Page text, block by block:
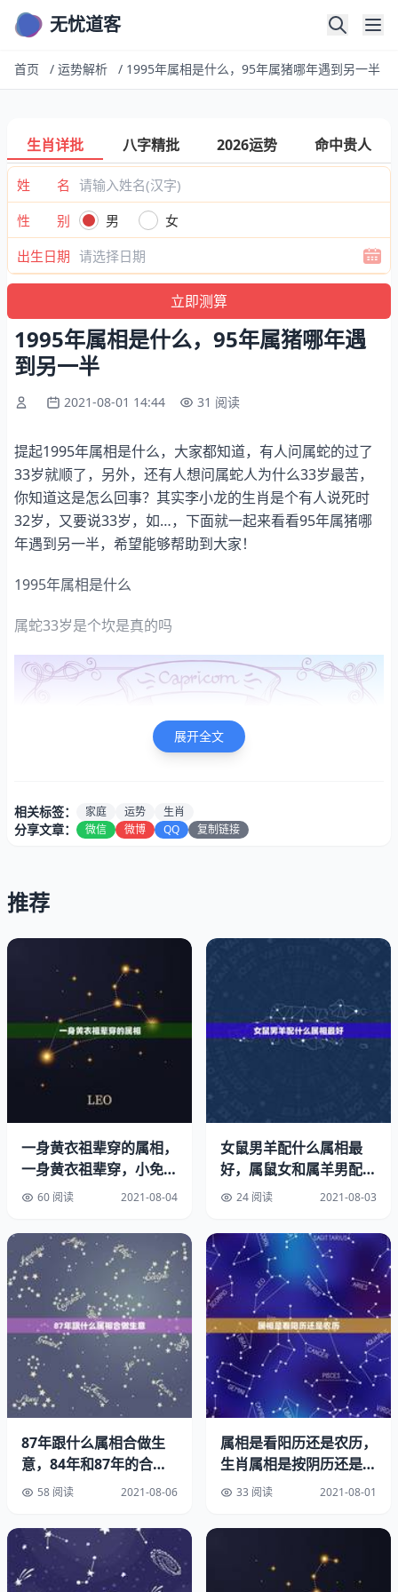
无忧道客
首页 / 运势解析 / 1995年属相是什么，95年属猪哪年遇到另一半
生肖详批 八字精批 2026运势 命中贵人
姓 名
性 别
男
女
出生日期
1995年属相是什么，95年属猪哪年遇
到另一半
2021-08-01 14:44 31 阅读
提起1995年属相是什么，大家都知道，有人问属蛇的过了
33岁就顺了，另外，还有人想问属蛇人为什么33岁最苦，
你知道这是怎么回事？其实李小龙的生肖是个有人说死时
32岁，又要说33岁，如…，下面就一起来看看95年属猪哪
年遇到另一半，希望能够帮助到大家！
1995年属相是什么
属蛇33岁是个坎是真的吗
俗话说，三十三，门关，过了而立之年后，就数这第三个年
乃是命中注定，该来的挥之不去，不来的求之不得，下面这
3个生肖，33岁这一年难免衰运连连，但只要过了这一个
坎，往后日子风生水起，钱财万贯来。33岁在虎年，属蛇
如遇刀锋错，俗话说的好，蛇虎一遇如刀错，本就和寅年不
合的属蛇人，在自己33岁的这一年，不说有劫难，也必定
容易遇见小人，破小财而失大运，很容易因小失大，失意连
连，虽然身心煎熬，但没有家庭之险，人身之害。只要过了
这一年，必然是风生水起，财来如意，34岁起走过门关，
发财有门路，身边贵人多，小人少，诸事如意，钱财万贯。
33岁在蛇年，属猴正遇刑害宫，属猴人遇到了蛇年，六刑
当头，大害在身，不但身体上容易产生各种小毛病，就连情
路之上也饱受煎熬，33岁也是属猴人最易有婚姻劫数的一
年，因为家庭琐事导致情感波折，由于家门不宁而导致事业
受挫，一切犹如“循环”般，怎么坏怎么来。然而33岁这一大
劫，是属猴人这辈子中年前的最后一个坎，过了这个坎，至
少10年安泰如意，求财得财，钱财能留住，家庭终究能，
属于自己的跑不掉，千金散尽就能还复来。33岁在羊年，
付出很多心力才能实现自己的目标，属狗人因有过人心智和
坚定性格，所以33岁当年苦到头也不足为惧，34岁起就有
好运相随，这一年里相当于洗尽铅华，失去了所有的运势，
展开全文
相关标签： 家庭 运势 生肖
分享文章： 微信 微博 QQ 复制链接
推荐
一身黄衣祖辈穿的属相，
一身黄衣祖辈穿，小免发
春尾六出。是什么动物
60 阅读 2021-08-04
女鼠男羊配什么属相最
好，属鼠女和属羊男配吗
详细24 阅读 2021-08-03
87年跟什么属相合做生
意，84年和87年的合伙
做生意合财吗？
58 阅读 2021-08-06
属相是看阳历还是农历，
生肖属相是按阴历还是阳
历算？
33 阅读 2021-08-01